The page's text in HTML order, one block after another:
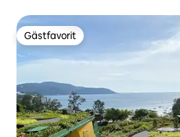
Gästfavorit
Gästfavorit